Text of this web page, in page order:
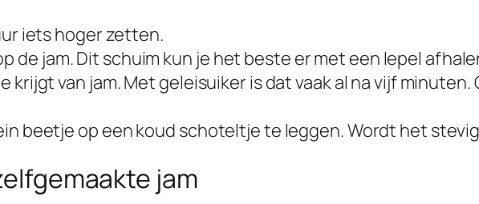
iets hoger zetten.
de jam. Dit schuim kun je het beste er met een lepel
van jam. Met geleisuiker is dat vaak al na vijf minuten.
beetje op een koud schoteltje te leggen. Wordt het
jam